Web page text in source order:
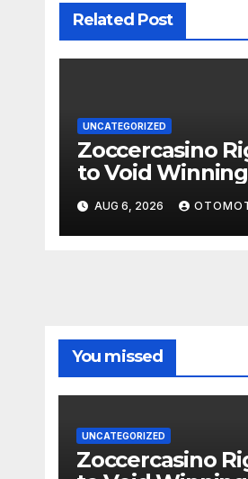
Related Post
UNCATEGORIZED
Zoccercasino
to Void
Clause
AUG 6, 2026
You missed
UNCATEGORIZED
Zoccercasino